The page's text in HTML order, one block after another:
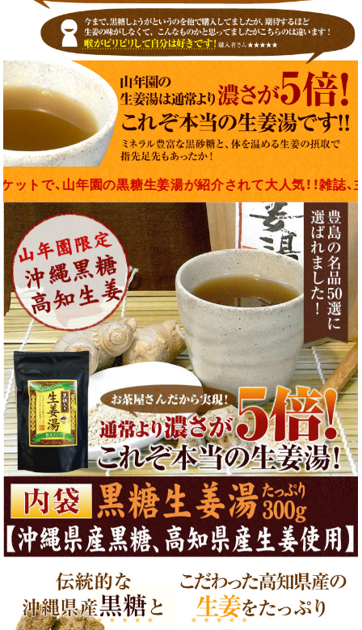
が紹介されて大人気！！雑誌、主婦の友社の「健康」で